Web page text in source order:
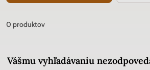
0 produktov
Vášmu vyhľadávaniu